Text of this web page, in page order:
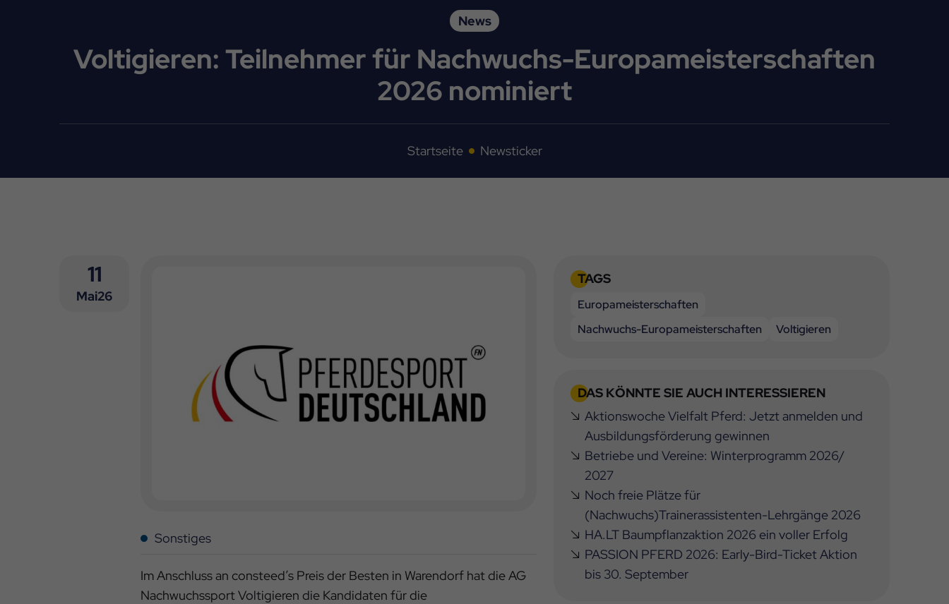
News
Voltigieren: Teilnehmer für Nachwuchs-Europameisterschaften
2026 nominiert
Startseite Newsticker
11
Mai26
Sonstiges
Im Anschluss an consteed’s Preis der Besten in Warendorf hat die AG
Nachwuchssport Voltigieren die Kandidaten für die
TAGS
Europameisterschaften
Nachwuchs-Europameisterschaften
Voltigieren
DAS KÖNNTE SIE AUCH INTERESSIEREN
Aktionswoche Vielfalt Pferd: Jetzt anmelden und
Ausbildungsförderung gewinnen
Betriebe und Vereine: Winterprogramm 2026/
2027
Noch freie Plätze für
(Nachwuchs)Trainerassistenten-Lehrgänge 2026
HA.LT Baumpflanzaktion 2026 ein voller Erfolg
PASSION PFERD 2026: Early-Bird-Ticket Aktion
bis 30. September